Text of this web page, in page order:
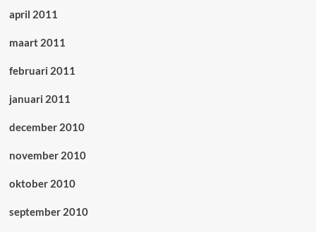
april 2011
maart 2011
februari 2011
januari 2011
december 2010
november 2010
oktober 2010
september 2010